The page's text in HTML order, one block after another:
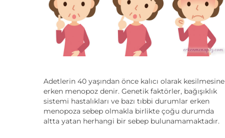
Adetlerin 40 yaşından önce kalıcı olarak kesilmesine
erken menopoz denir. Genetik faktörler, bağışıklık
sistemi hastalıkları ve bazı tıbbi durumlar erken
menopoza sebep olmakla birlikte çoğu durumda
altta yatan herhangi bir sebep bulunamamaktadır.